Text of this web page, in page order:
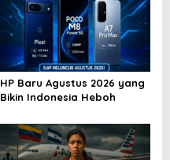
HP Baru Agustus 2026 yang
Bikin Indonesia Heboh